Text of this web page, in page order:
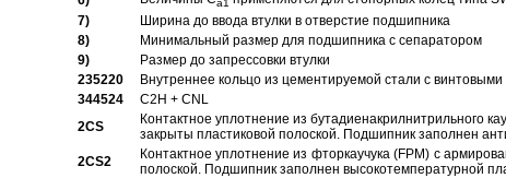
a1
7)
Ширина до ввода втулки в отверстие подшипника
8)
Минимальный размер для подшипника с сепаратором
9)
Размер до запрессовки втулки
235220
Внутреннее кольцо из цементируемой стали с
344524
C2H + CNL
2CS
Контактное уплотнение из бутадиенакрилнитрильного
закрыты пластиковой полоской. Подшипник заполнен
2CS2
Контактное уплотнение из фторкаучука (FPM) с
полоской. Подшипник заполнен высокотемпературной